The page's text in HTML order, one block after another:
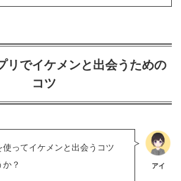
リでイケメンと出会うための
コツ
ってイケメンと出会うコツ
？
アイ